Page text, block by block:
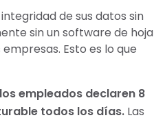
de sus datos sin
sin un software de hoja
Esto es lo que
empleados declaren 8
todos los días. Las